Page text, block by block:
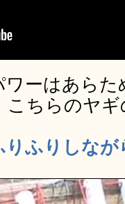
ワーはあら
こちらのヤ
ふりしな